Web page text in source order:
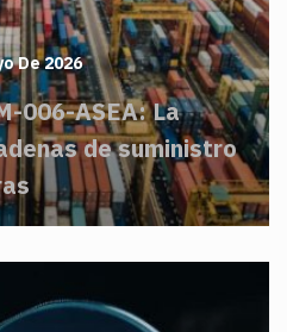
De 2026
006-ASEA: La
de suministro